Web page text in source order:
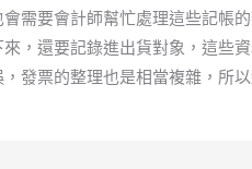
需要會計師幫忙處理這些記帳
，還要記錄進出貨對象，這些
發票的整理也是相當複雜，所